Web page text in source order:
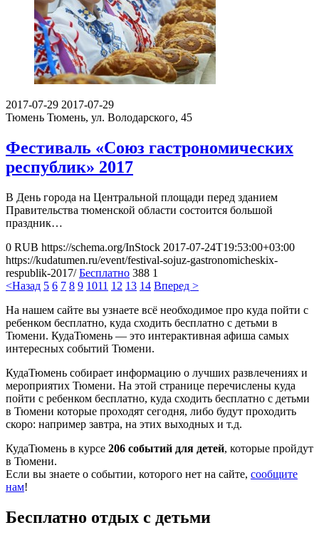
2017-07-29 2017-07-29
Тюмень Тюмень, ул. Володарского, 45
Фестиваль «Союз гастрономических
республик» 2017
В День города на Центральной площади перед зданием
Правительства тюменской области состоится большой
праздник…
0 RUB https://schema.org/InStock 2017-07-24T19:53:00+03:00
https://kudatumen.ru/event/festival-sojuz-gastronomicheskix-
respublik-2017/ Бесплатно 388 1
<Назад 5 6 7 8 9 1011 12 13 14 Вперед >
На нашем сайте вы узнаете всё необходимое про куда пойти с
ребенком бесплатно, куда сходить бесплатно с детьми в
Тюмени. КудаТюмень — это интерактивная афиша самых
интересных событий Тюмени.
КудаТюмень собирает информацию о лучших развлечениях и
мероприятих Тюмени. На этой странице перечислены куда
пойти с ребенком бесплатно, куда сходить бесплатно с детьми
в Тюмени которые проходят сегодня, либо будут проходить
скоро: например завтра, на этих выходных и т.д.
КудаТюмень в курсе 206 событий для детей, которые пройдут
в Тюмени.
Если вы знаете о событии, которого нет на сайте, сообщите
нам!
Бесплатно отдых с детьми